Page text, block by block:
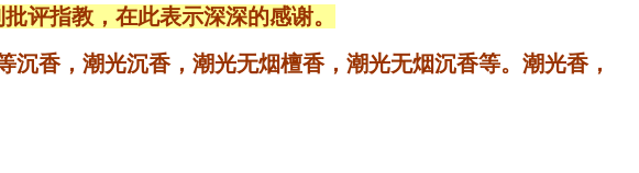
评指教，在此表示深深的感谢。
香，潮光沉香，潮光无烟檀香，潮光无烟沉香等。潮光香，